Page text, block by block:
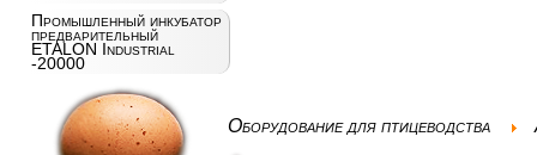
Промышленный инкубатор
предварительный
ETALON Industrial
-20000
Оборудование для птицеводства